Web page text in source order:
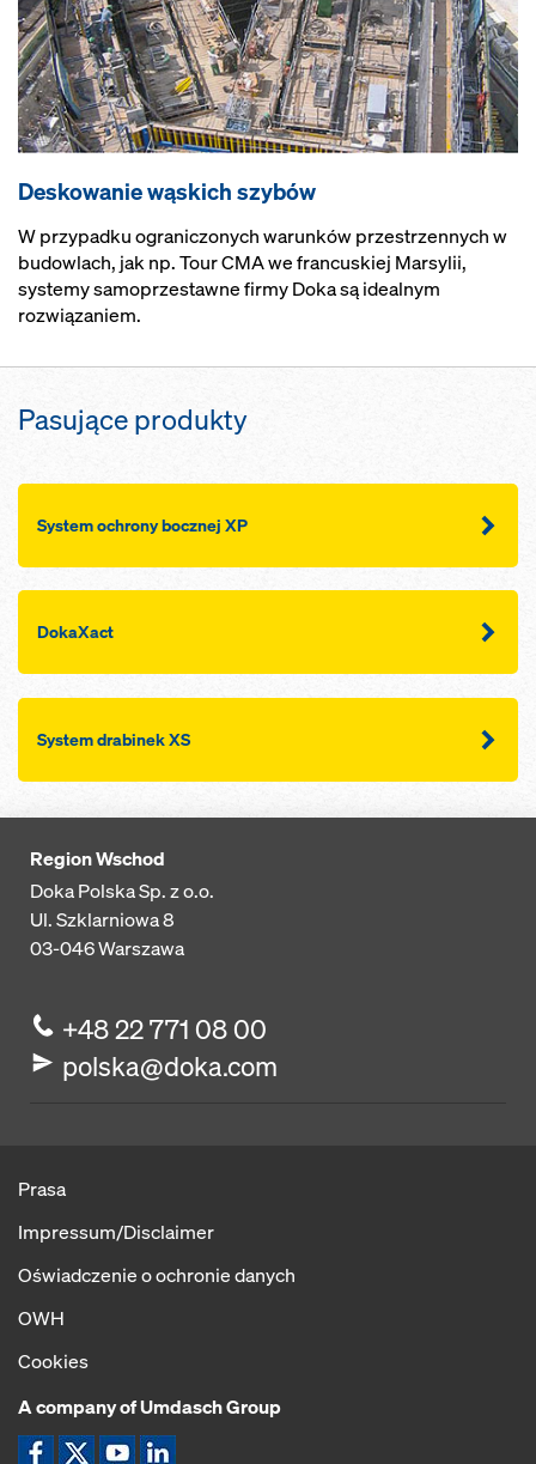
Deskowanie wąskich szybów
W przypadku ograniczonych warunków przestrzennych w
budowlach, jak np. Tour CMA we francuskiej Marsylii,
systemy samoprzestawne firmy Doka są idealnym
rozwiązaniem.
Pasujące produkty
System ochrony bocznej XP
DokaXact
System drabinek XS
Region Wschod
Doka Polska Sp. z o.o.
Ul. Szklarniowa 8
03-046Warszawa
+48 22 771 08 00
polska@doka.com
Prasa
Impressum/Disclaimer
Oświadczenie o ochronie danych
OWH
Cookies
A company of Umdasch Group
Ikona Facebook
Ikona XIkona YouTube
Ikona LinkedIn